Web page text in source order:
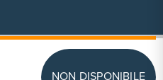
NON DISPONIBILE